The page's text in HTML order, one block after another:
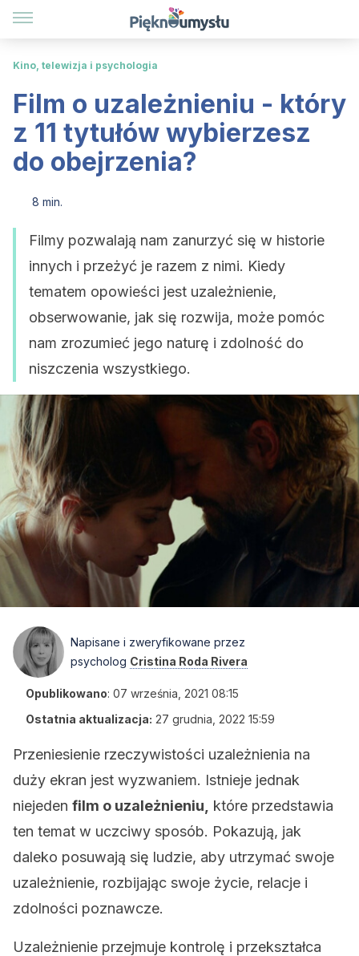
Kino, telewizja i psychologia
Film o uzależnieniu - który
z 11 tytułów wybierzesz
do obejrzenia?
8 min.
Filmy pozwalają nam zanurzyć się w historie
innych i przeżyć je razem z nimi. Kiedy
tematem opowieści jest uzależnienie,
obserwowanie, jak się rozwija, może pomóc
nam zrozumieć jego naturę i zdolność do
niszczenia wszystkiego.
Napisane i zweryfikowane przez
psycholog Cristina Roda Rivera
Opublikowano: 07 września, 2021 08:15
Ostatnia aktualizacja: 27 grudnia, 2022 15:59
Przeniesienie rzeczywistości uzależnienia na
duży ekran jest wyzwaniem. Istnieje jednak
niejeden film o uzależnieniu,
które przedstawia
ten temat w uczciwy sposób. Pokazują, jak
daleko posuwają się ludzie, aby utrzymać swoje
uzależnienie, rozbijając swoje życie, relacje i
zdolności poznawcze.
Uzależnienie przejmuje kontrolę i przekształca